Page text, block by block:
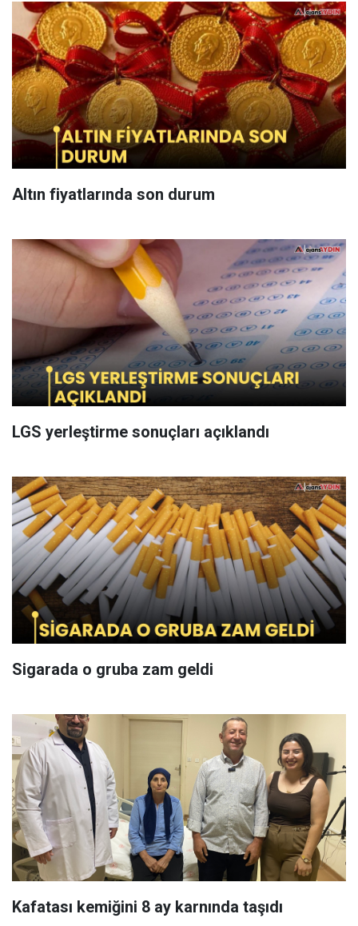
Altın fiyatlarında son durum
LGS yerleştirme sonuçları açıklandı
Sigarada o gruba zam geldi
Kafatası kemiğini 8 ay karnında taşıdı